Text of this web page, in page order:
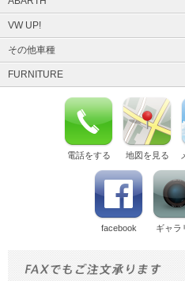
VW UP!
その他車種
FURNITURE
電話をする 地図を見る
facebook ギャラ